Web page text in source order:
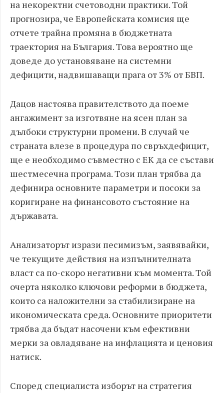
на некоректни счетоводни практики. Той
прогнозира, че Европейската комисия ще
отчете трайна промяна в бюджетната
траектория на България. Това вероятно ще
доведе до установяване на системни
дефицити, надвишаващи прага от 3% от БВП.
Дацов настоява правителството да поеме
ангажимент за изготвяне на ясен план за
дълбоки структурни промени. В случай че
страната влезе в процедура по свръхдефицит,
ще е необходимо съвместно с ЕК да се състави
шестмесечна програма. Този план трябва да
дефинира основните параметри и посоки за
коригиране на финансовото състояние на
държавата.
Анализаторът изрази песимизъм, заявявайки,
че текущите действия на изпълнителната
власт са по-скоро негативни към момента. Той
очерта няколко ключови реформи в бюджета,
които са наложителни за стабилизиране на
икономическата среда. Основните приоритети
трябва да бъдат насочени към ефективни
мерки за овладяване на инфлацията и ценовия
натиск.
Според специалиста изборът на стратегия